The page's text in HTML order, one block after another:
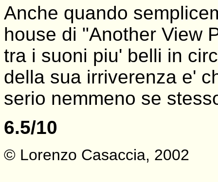
Anche quando
house di "Another View
tra i suoni piu' belli in
della sua irriverenza e'
serio nemmeno se
6.5/10
© Lorenzo Casaccia, 2002